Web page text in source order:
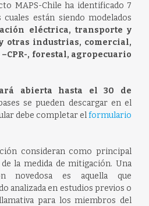
MAPS-Chile ha identificado 7
están siendo modelados
eléctrica, transporte y
otras industrias, comercial,
, forestal, agropecuario
abierta hasta el 30 de
se pueden descargar en el
debe completar elformulario
consideran como principal
la medida de mitigación. Una
novedosa es aquella que
analizada en estudios previos o
para los miembros del